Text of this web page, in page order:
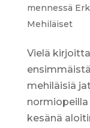
mennessä
Mehiläiset
Vielä
mehiläisiä
normiopeilla
kesänä